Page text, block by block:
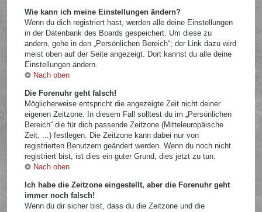
Wie kann ich meine Einstellungen ändern?
Wenn du dich registriert hast, werden alle deine Einstellungen
in der Datenbank des Boards gespeichert. Um diese zu
ändern, gehe in den „Persönlichen Bereich“; der Link dazu wird
meist oben auf der Seite angezeigt. Dort kannst du alle deine
Einstellungen ändern.
Nach oben
Die Forenuhr geht falsch!
Möglicherweise entspricht die angezeigte Zeit nicht deiner
eigenen Zeitzone. In diesem Fall solltest du im „Persönlichen
Bereich“ die für dich passende Zeitzone (Mitteleuropäische
Zeit, ...) festlegen. Die Zeitzone kann dabei nur von
registrierten Benutzern geändert werden. Wenn du noch nicht
registriert bist, ist dies ein guter Grund, dies jetzt zu tun.
Nach oben
Ich habe die Zeitzone eingestellt, aber die Forenuhr geht
immer noch falsch!
Wenn du dir sicher bist, dass du die Zeitzone und die